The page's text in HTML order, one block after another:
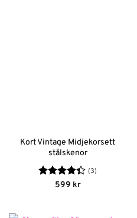
Kort Vintage Midjekorsett
stålskenor
Betygsatt
(3)
599 kr